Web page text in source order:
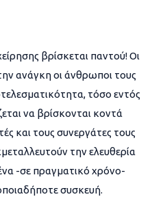
βρίσκεται παντού! Οι
ανάγκη οι άνθρωποι τους
τόσο εντός
να βρίσκονται κοντά
και τους συνεργάτες τους
την ελευθερία
-σε πραγματικό χρόνο-
συσκευή.